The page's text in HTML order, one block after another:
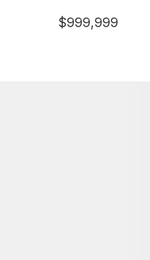
$999,999